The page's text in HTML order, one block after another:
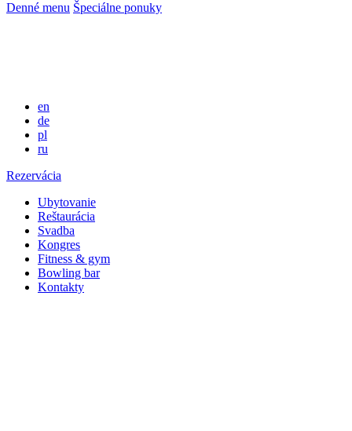
Denné menu Špeciálne ponuky
en
de
pl
ru
Rezervácia
Ubytovanie
Reštaurácia
Svadba
Kongres
Fitness & gym
Bowling bar
Kontakty